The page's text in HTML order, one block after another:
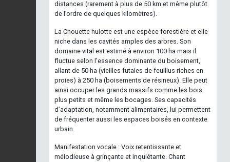
distances (rarement à plus de 50 km et même plutôt
de l’ordre de quelques kilomètres).
La Chouette hulotte est une espèce forestière et elle
niche dans les cavités amples des arbres. Son
domaine vital est estimé à environ 100 ha mais il
fluctue selon l’essence dominante du boisement,
allant de 50 ha (vieilles futaies de feuillus riches en
proies) à 250 ha (boisements de résineux). Elle peut
ainsi occuper les grands massifs comme les bois
plus petits et même les bocages. Ses capacités
d’adaptation, notamment alimentaires, lui permettent
de fréquenter aussi les espaces boisés en contexte
urbain.
Manifestation vocale : Voix retentissante et
mélodieuse à grinçante et inquiétante. Chant